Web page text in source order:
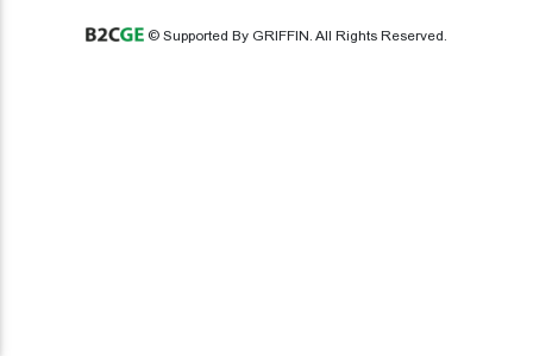
© Supported By GRIFFIN. All Rights Reserved.